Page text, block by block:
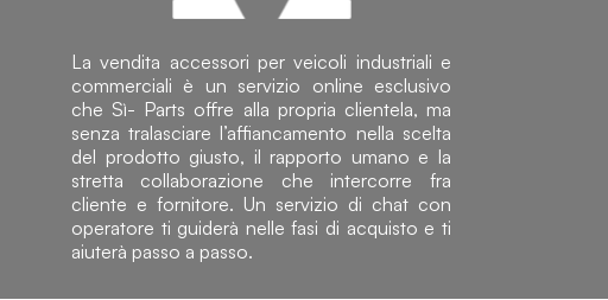
La vendita accessori per veicoli industriali e
commerciali è un servizio online esclusivo
che Sì- Parts offre alla propria clientela, ma
senza tralasciare l’affiancamento nella scelta
del prodotto giusto, il rapporto umano e la
stretta collaborazione che intercorre fra
cliente e fornitore. Un servizio di chat con
operatore ti guiderà nelle fasi di acquisto e ti
aiuterà passo a passo.